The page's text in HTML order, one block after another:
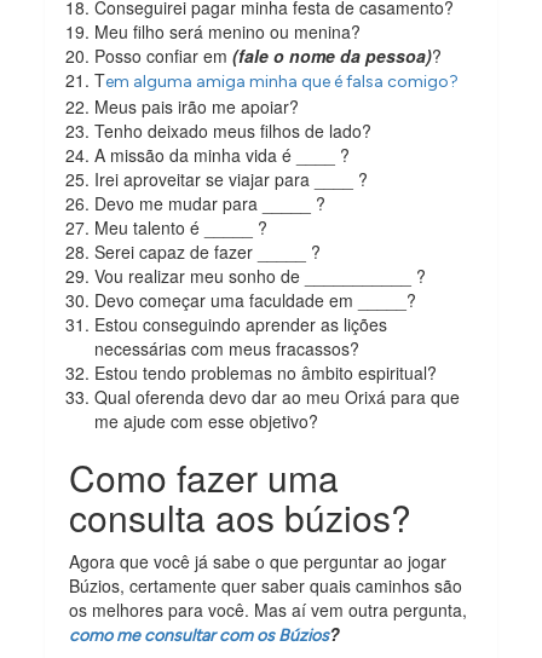
Conseguirei pagar minha festa de casamento?
Meu filho será menino ou menina?
Posso confiar em(fale o nome da pessoa)?
Tem alguma amiga minha que é falsa comigo?
Meus pais irão me apoiar?
Tenho deixado meus filhos de lado?
A missão da minha vida é ____ ?
Irei aproveitar se viajar para ____ ?
Devo me mudar para _____ ?
Meu talento é _____ ?
Serei capaz de fazer _____ ?
Vou realizar meu sonho de ___________ ?
Devo começar uma faculdade em _____?
Estou conseguindo aprender as lições
necessárias com meus fracassos?
Estou tendo problemas no âmbito espiritual?
Qual oferenda devo dar ao meu Orixá para que
me ajude com esse objetivo?
Como fazer uma
consulta aos búzios?
Agora que você já sabe o que perguntar ao jogar
Búzios, certamente quer saber quais caminhos são
os melhores para você. Mas aí vem outra pergunta,
como me consultar com os Búzios?